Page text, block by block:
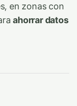
en zonas con
ahorrar datos